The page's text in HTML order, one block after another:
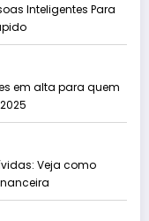
Inteligentes Para
em alta para quem
Veja como